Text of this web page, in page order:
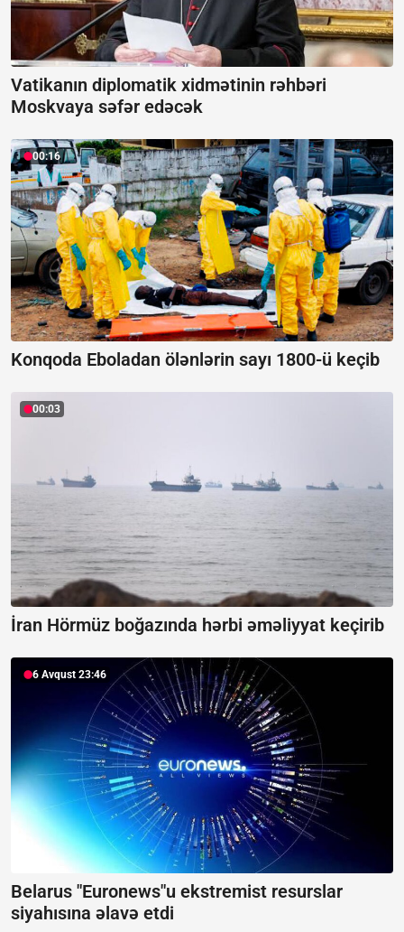
Vatikanın diplomatik xidmətinin rəhbəri
Moskvaya səfər edəcək
00:16
Konqoda Eboladan ölənlərin sayı 1800-ü keçib
00:03
İran Hörmüz boğazında hərbi əməliyyat keçirib
6 Avqust 23:46
Belarus "Euronews"u ekstremist resurslar
siyahısına əlavə etdi